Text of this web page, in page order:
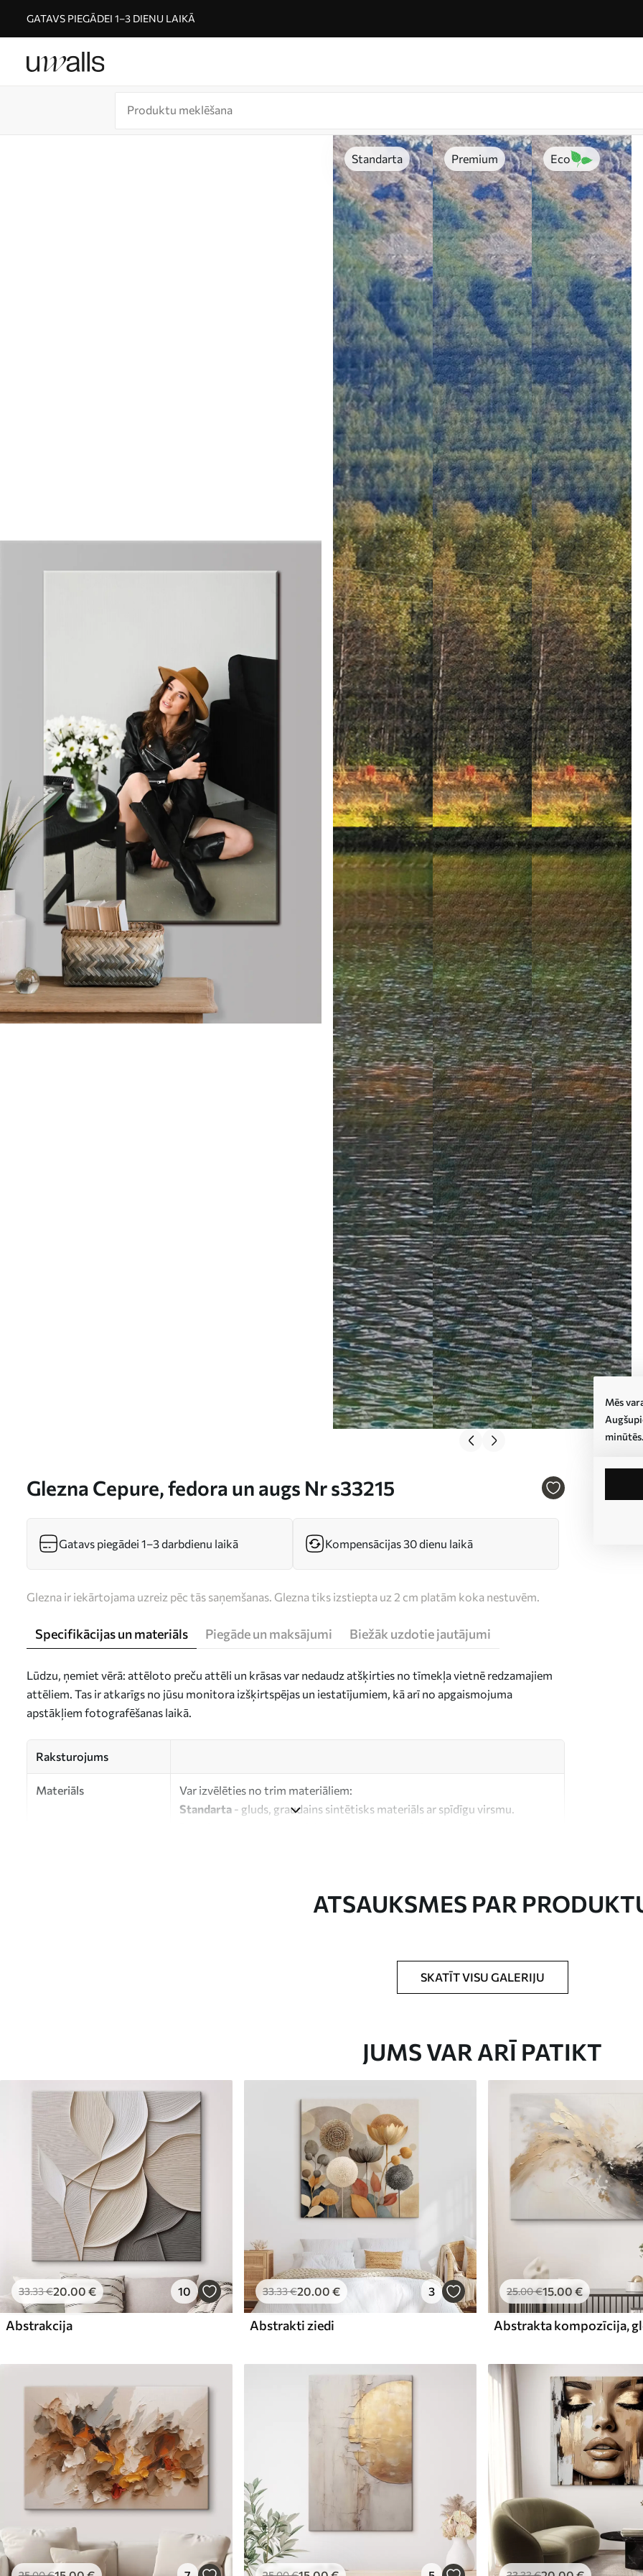
GATAVS PIEGĀDEI 1–3 DIENU LAIKĀ
Standarta Premium Eco
Glezna Cepure, fedora un augs Nr s33215
Mēs
minūtēs.
Gatavs piegādei 1–3 darbdienu laikā Kompensācijas 30 dienu laikā
Glezna ir iekārtojama uzreiz pēc tās saņemšanas. Glezna tiks izstiepta uz 2 cm platām koka nestuvēm.
Specifikācijas un materiāls Piegāde un maksājumi Biežāk uzdotie jautājumi
Lūdzu, ņemiet vērā: attēloto preču attēli un krāsas var nedaudz atšķirties no tīmekļa vietnē redzamajiem
attēliem. Tas ir atkarīgs no jūsu monitora izšķirtspējas un iestatījumiem, kā arī no apgaismojuma
apstākļiem fotografēšanas laikā.
Raksturojums
Materiāls
Var izvēlēties no trim materiāliem:
Standarta - gluds, graudains sintētisks materiāls ar spīdīgu virsmu.
Eco-Premium
ATSAUKSMES PAR
SKATĪT VISU GALERIJU
JUMS VAR ARĪ PATIKT
33.33€20.00 € 10
Abstrakcija
33.33€20.00 € 3
Abstrakti ziedi
25.00€15.00 €